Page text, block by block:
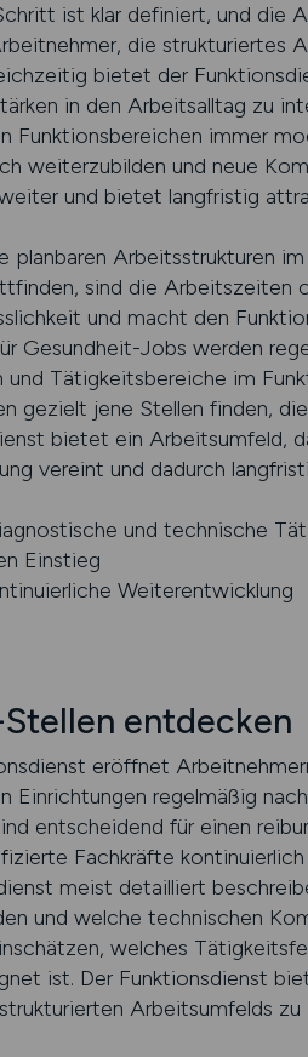
ist klar definiert, und die
die strukturiertes
bietet der
in den Arbeitsalltag zu
Funktionsbereichen immer
weiterzubilden und neue
und bietet langfristig
Arbeitsstrukturen
sind die Arbeitszeiten
und macht den
Gesundheit-Jobs werden
Tätigkeitsbereiche im
gezielt jene Stellen finden,
bietet ein Arbeitsumfeld,
vereint und dadurch
und technische
Einstieg
Weiterentwicklung
entdecken
eröffnet
Einrichtungen regelmäßig
entscheidend für einen
Fachkräfte
meist detailliert
und welche technischen
welches
ist. Der Funktionsdienst
Arbeitsumfelds